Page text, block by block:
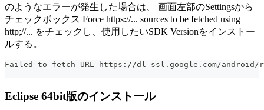
のようなエラーが発生した場合は、 画面左部のSettingsから
チェックボックス Force https://... sources to be fetched using
http;//... をチェックし、使用したいSDK Versionをインストー
ルする。
Failed to fetch URL https://dl-ssl.google.com/android/
Eclipse 64bit版のインストール